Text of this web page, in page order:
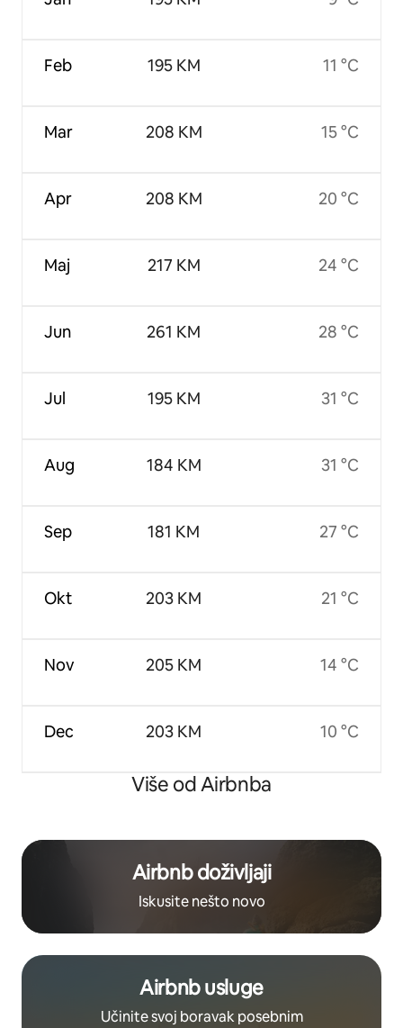
Feb
Mar
Apr
Maj
Jun
Jul
Aug
Sep
Okt
Nov
Dec
195 KM
208 KM
208 KM
217 KM
261 KM
195 KM
184 KM
181 KM
203 KM
205 KM
203 KM
11 °C
15 °C
20 °C
24 °C
28 °C
31 °C
31 °C
27 °C
21 °C
14 °C
10 °C
Više od Airbnba
Airbnb doživljaji
Iskusite nešto novo
Airbnb usluge
Učinite svoj boravak posebnim